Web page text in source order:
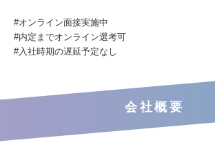
#オンライン面接実施中
#内定までオンライン選考可
#入社時期の遅延予定なし
会社概要